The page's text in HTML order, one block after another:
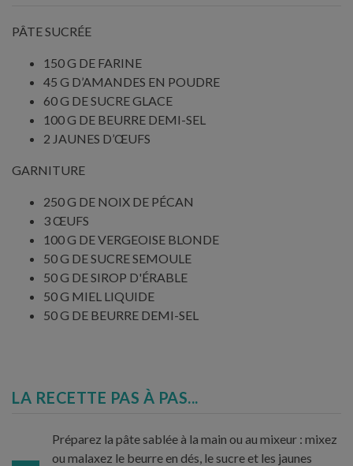
PÂTE SUCRÉE
150 G DE FARINE
45 G D’AMANDES EN POUDRE
60 G DE SUCRE GLACE
100 G DE BEURRE DEMI-SEL
2 JAUNES D’ŒUFS
GARNITURE
250 G DE NOIX DE PÉCAN
3 ŒUFS
100 G DE VERGEOISE BLONDE
50 G DE SUCRE SEMOULE
50 G DE SIROP D'ÉRABLE
50 G MIEL LIQUIDE
50 G DE BEURRE DEMI-SEL
LA RECETTE PAS À PAS...
Préparez la pâte sablée à la main ou au mixeur : mixez
ou malaxez le beurre en dés, le sucre et les jaunes